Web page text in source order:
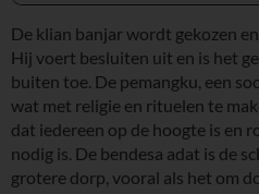
De klian banjar wordt gekozen
Hij voert besluiten uit en is het
buiten toe. De pemangku, een
wat met religie en rituelen te
dat iedereen op de hoogte is en
nodig is. De bendesa adat is de
grotere dorp, vooral als het om